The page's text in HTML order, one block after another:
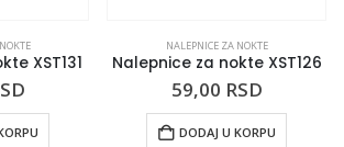
XST131
NALEPNICE ZA NOKTE
Nalepnice za nokte XST126
59,00 RSD
DODAJ U KORPU